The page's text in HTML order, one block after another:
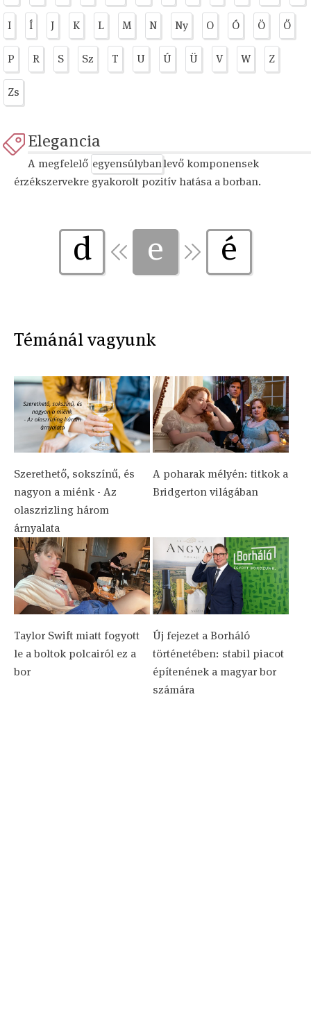
I Í J K L M N Ny O Ó Ö Ő
P R S Sz T U Ú Ü V W Z
Zs
Elegancia
A megfelelő egyensúlybanlevő komponensek
érzékszervekre gyakorolt pozitív hatása a borban.
d e é
Témánál vagyunk
Szerethető, sokszínű, és
nagyon a miénk - Az
olaszrizling három
árnyalata
A poharak mélyén: titkok a
Bridgerton világában
Taylor Swift miatt fogyott
le a boltok polcairól ez a
bor
Új fejezet a Borháló
történetében: stabil piacot
építenének a magyar bor
számára